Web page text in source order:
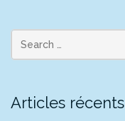
Articles récents